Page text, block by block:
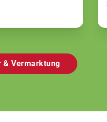
& Vermarktung